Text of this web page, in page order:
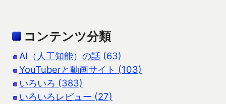
コンテンツ分類
AI（人工知能）の話 (63)
YouTuberと動画サイト (103)
いろいろ (383)
いろいろレビュー (27)